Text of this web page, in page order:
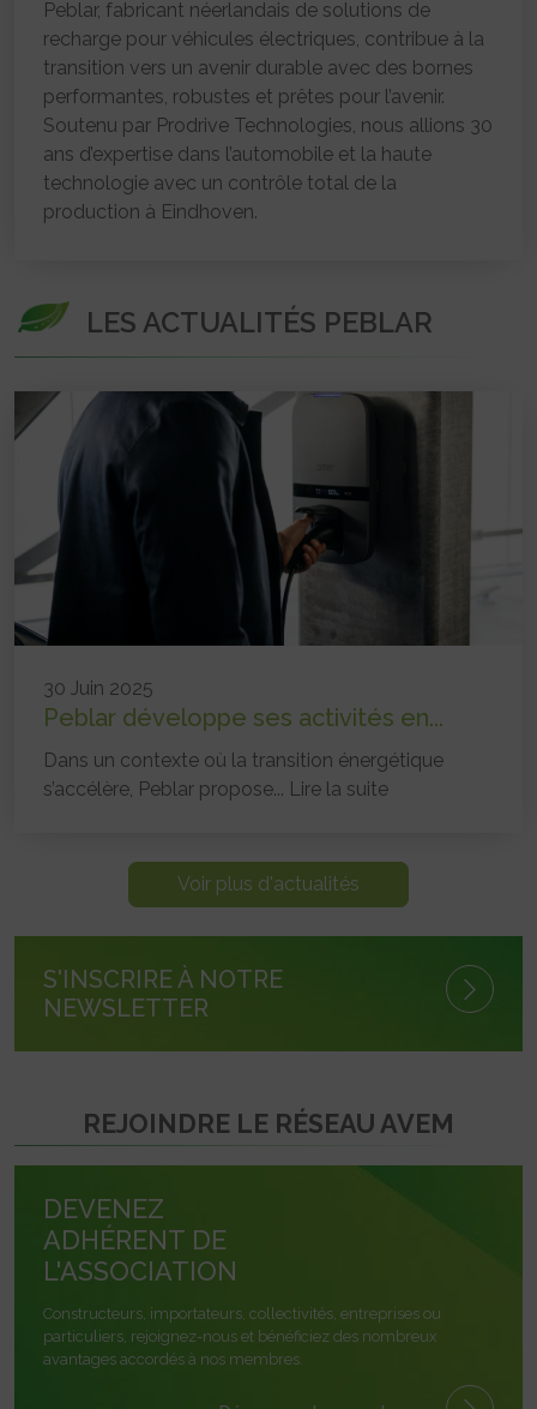
Peblar, fabricant néerlandais de solutions de
recharge pour véhicules électriques, contribue à la
transition vers un avenir durable avec des bornes
performantes, robustes et prêtes pour l’avenir.
Soutenu par Prodrive Technologies, nous allions 30
ans d’expertise dans l’automobile et la haute
technologie avec un contrôle total de la
production à Eindhoven.
LES ACTUALITÉS PEBLAR
30 Juin 2025
Peblar développe ses activités en...
Dans un contexte où la transition énergétique
s’accélère, Peblar propose... Lire la suite
Voir plus d'actualités
S'INSCRIRE À NOTRE
NEWSLETTER
REJOINDRE LE RÉSEAU AVEM
DEVENEZ
ADHÉRENT DE
L'ASSOCIATION
Constructeurs, importateurs, collectivités, entreprises ou
particuliers, rejoignez-nous et bénéficiez des nombreux
avantages accordés à nos membres.